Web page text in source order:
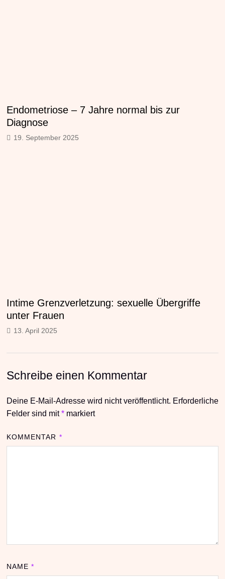
Endometriose – 7 Jahre normal bis zur
Diagnose
19. September 2025
Intime Grenzverletzung: sexuelle Übergriffe
unter Frauen
13. April 2025
Schreibe einen Kommentar
Deine E-Mail-Adresse wird nicht veröffentlicht. Erforderliche
Felder sind mit*markiert
KOMMENTAR *
NAME*